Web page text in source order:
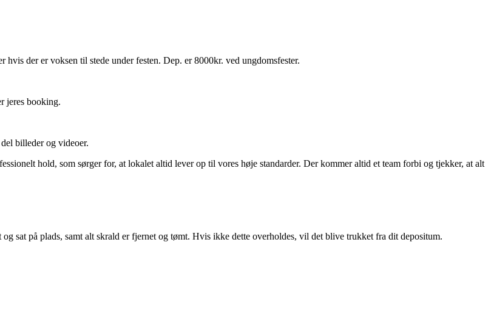
hvis der er voksen til stede under festen. Dep. er 8000kr. ved ungdomsfester.
jeres booking.
billeder og videoer.
hold, som sørger for, at lokalet altid lever op til vores høje standarder. Der kommer altid et team forbi og tjekker, at alt
sat på plads, samt alt skrald er fjernet og tømt. Hvis ikke dette overholdes, vil det blive trukket fra dit depositum.